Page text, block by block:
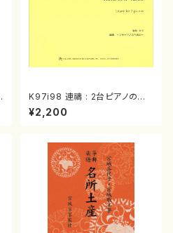
K97i98 連禱 : 2台ピアノのた
めの（2 Pianos / 菊池 幸夫 /
楽譜）
¥2,200